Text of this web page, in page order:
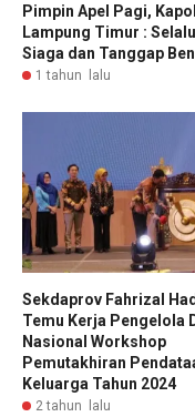
Pimpin Apel Pagi,
Lampung Timur :
Siaga dan Tanggap
1 tahun lalu
Sekdaprov Fahrizal
Temu Kerja Pengelola
Nasional Workshop
Pemutakhiran
Keluarga Tahun 2024
2 tahun lalu